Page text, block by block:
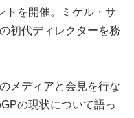
トを開催。ミケル・サ
初代ディレクターを務
メディアと会見を行な
の現状について語っ